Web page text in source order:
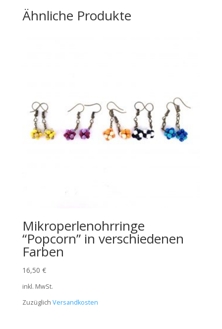
Ähnliche Produkte
Mikroperlenohrringe
“Popcorn” in verschiedenen
Farben
16,50 €
inkl. MwSt.
Zuzüglich Versandkosten